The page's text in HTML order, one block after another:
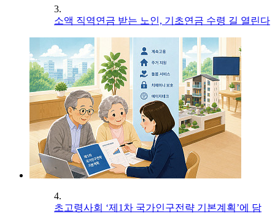
3.
소액 직역연금 받는 노인, 기초연금 수령 길 열린다
4.
초고령사회 ‘제1차 국가인구전략 기본계획’에 담